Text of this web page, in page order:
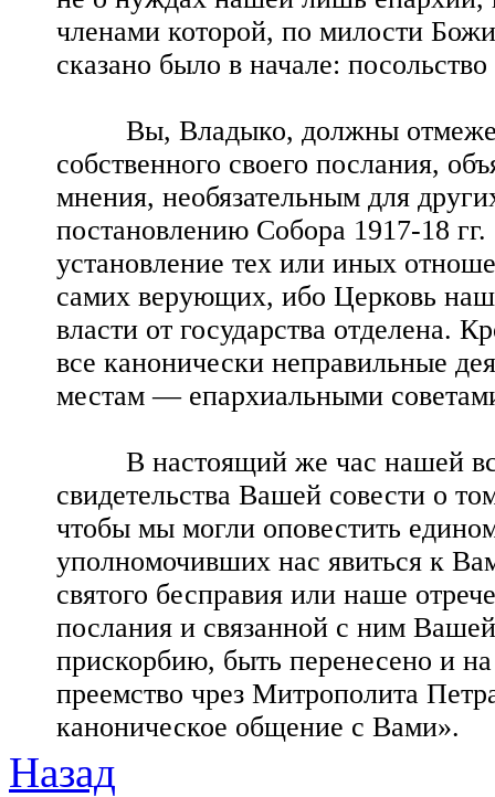
членами которой, по милости
сказано было в начале:
Вы, Владыко, должны
собственного своего послания,
мнения, необязательным для
постановлению Собора 1917-18 гг.
установление тех или иных
самих верующих, ибо Церковь
власти от государства отделена.
все канонически неправильные
местам — епархиальными
В настоящий же час нашей
свидетельства Вашей совести о
чтобы мы могли оповестить
уполномочивших нас явиться к
святого бесправия или наше
послания и связанной с ним
прискорбию, быть перенесено и
преемство чрез Митрополита
каноническое общение с Вами».
Назад